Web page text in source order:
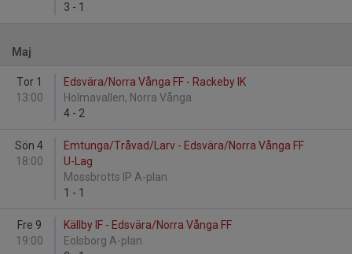
3 - 1
Maj
Tor 1
13:00
Edsvära/Norra Vånga FF - Rackeby IK
Holmavallen, Norra Vånga
4 - 2
Sön 4
18:00
Emtunga/Tråvad/Larv - Edsvära/Norra Vånga FF
U-Lag
Mossbrotts IP A-plan
1 - 1
Fre 9
19:00
Källby IF - Edsvära/Norra Vånga FF
Eolsborg A-plan